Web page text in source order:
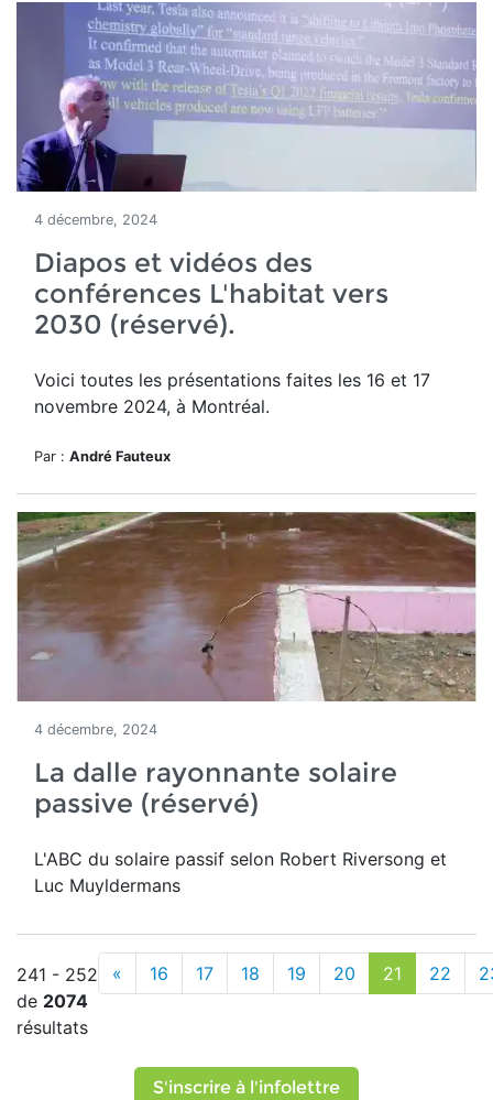
4 décembre, 2024
Diapos et vidéos des
conférences L'habitat vers
2030 (réservé).
Voici toutes les présentations faites les 16 et 17
novembre 2024, à Montréal.
Par : André Fauteux
4 décembre, 2024
La dalle rayonnante solaire
passive (réservé)
L'ABC du solaire passif selon Robert Riversong et
Luc Muyldermans
241 - 252
de 2074
résultats
« 16 17 18 19 20 21 22
S'inscrire à l'infolettre